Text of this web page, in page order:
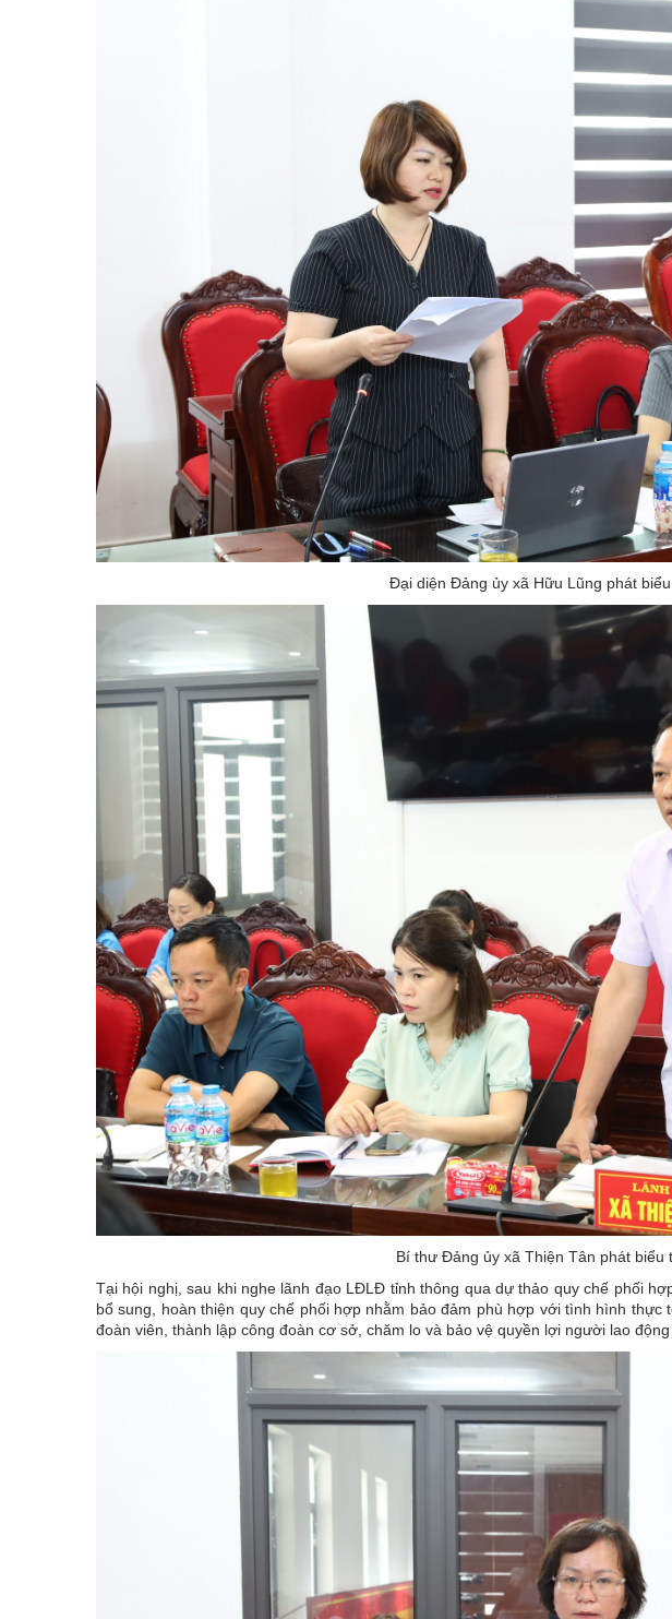
Đại diện Đảng ủy xã Hữu Lũng phát
Bí thư Đảng ủy xã Thiện Tân phát biểu
Tại hội nghị, sau khi nghe lãnh đạo LĐLĐ tỉnh thông qua dự thảo quy chế phối
bổ sung, hoàn thiện quy chế phối hợp nhằm bảo đảm phù hợp với tình hình
đoàn viên, thành lập công đoàn cơ sở, chăm lo và bảo vệ quyền lợi người lao